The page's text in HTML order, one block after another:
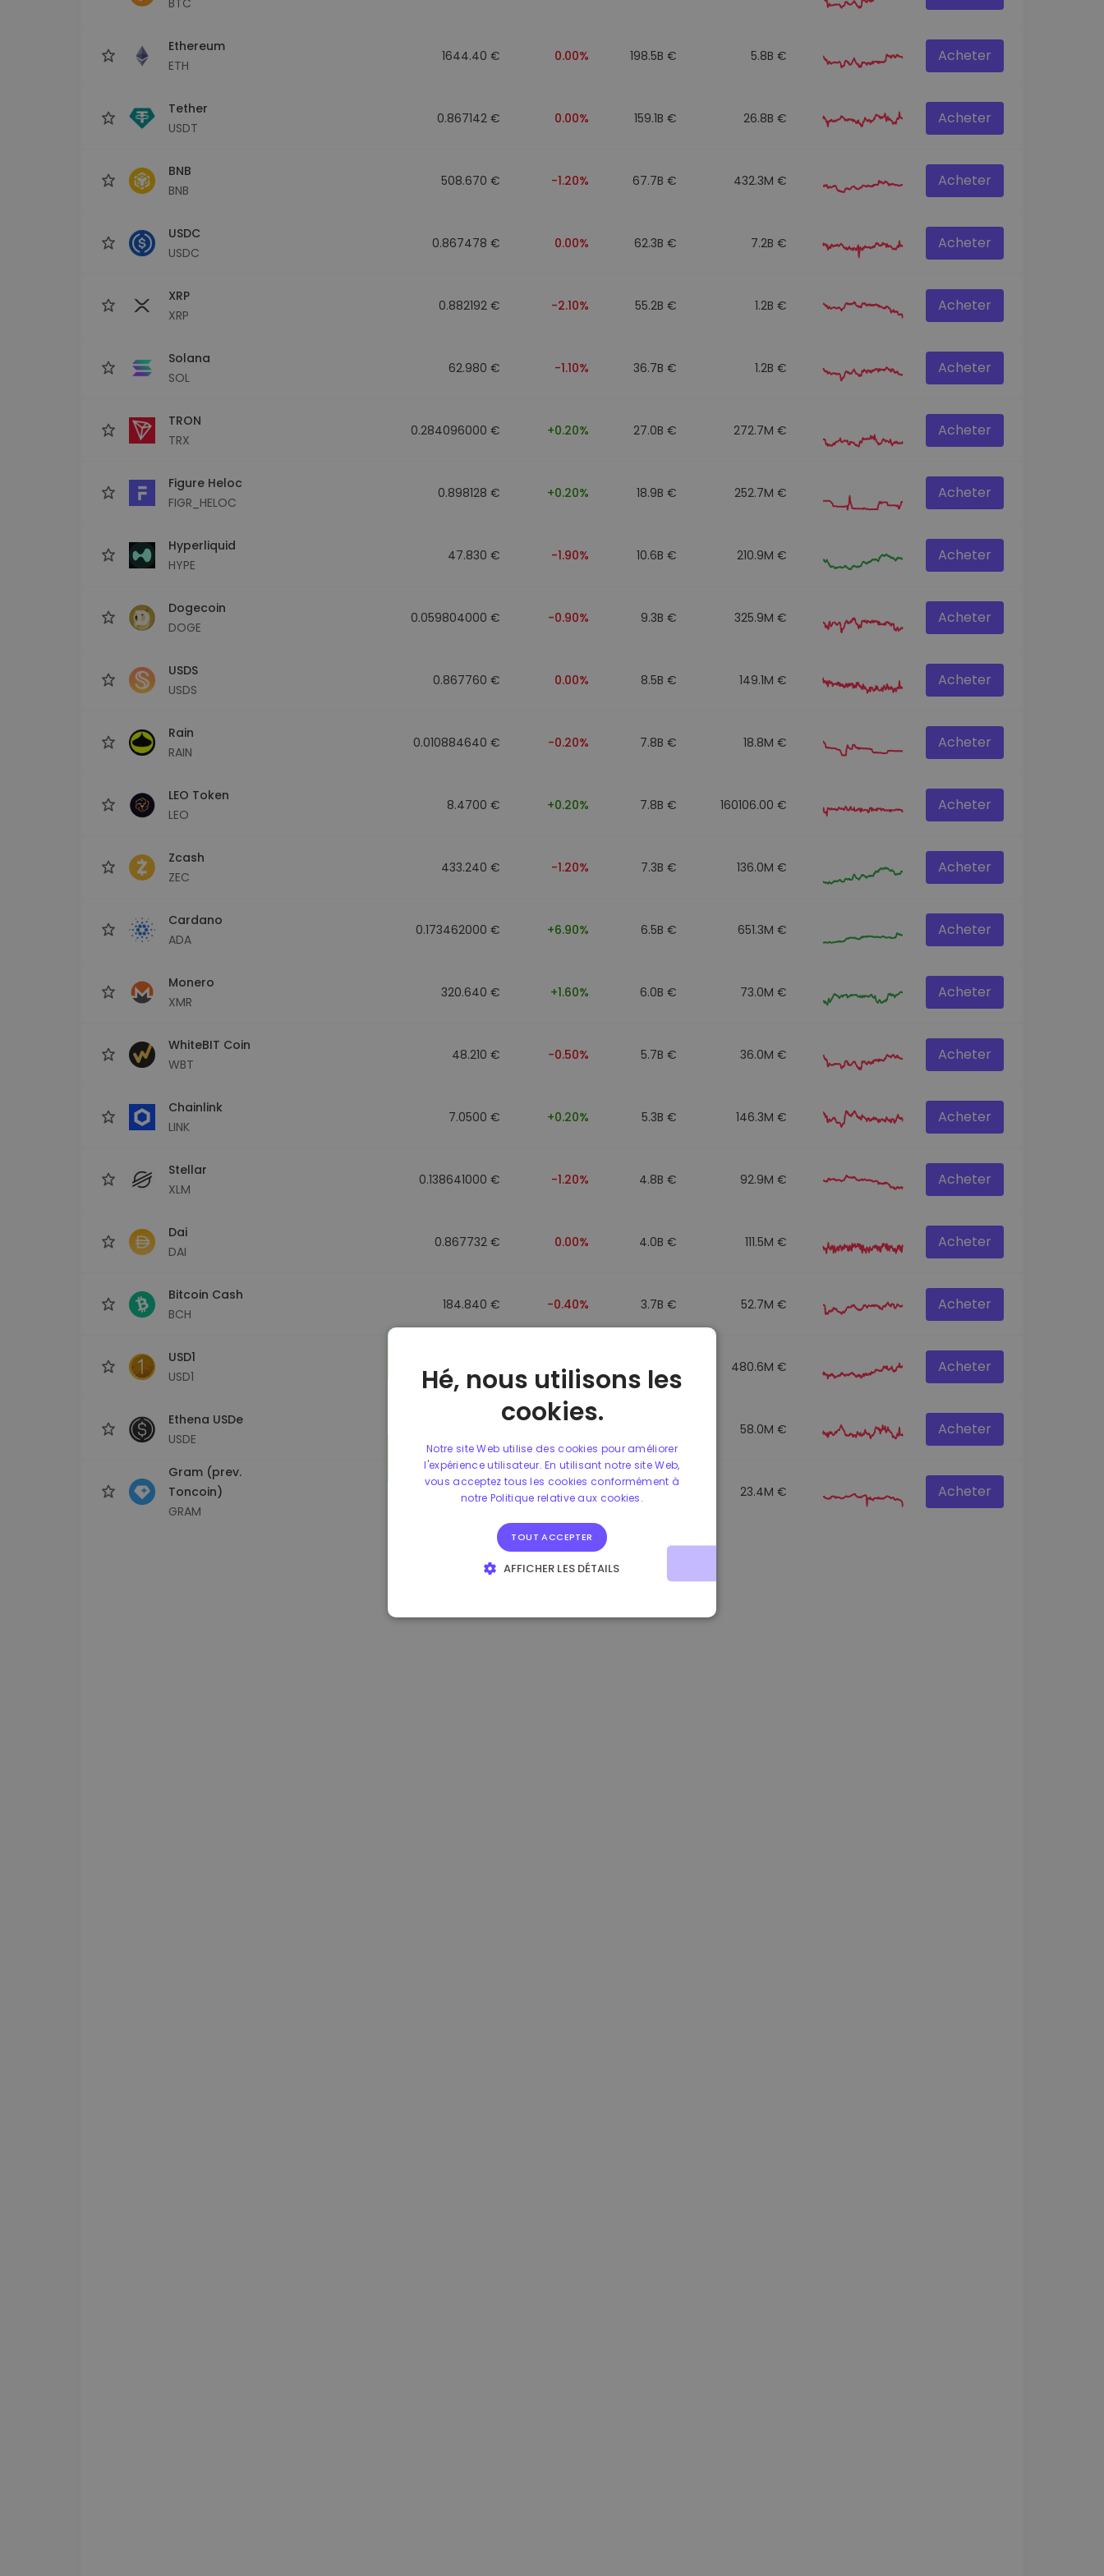
Ethereum
ETH
1644.40 € 0.00% 198.5B € 5.8B € Acheter
Tether
USDT
0.867142 € 0.00% 159.1B € 26.8B € Acheter
BNB
BNB
508.670 € -1.20% 67.7B € 432.3M € Acheter
USDC
USDC
0.867478 € 0.00% 62.3B € 7.2B € Acheter
XRP
XRP
0.882192 € -2.10% 55.2B € 1.2B € Acheter
Solana
SOL
62.980 € -1.10% 36.7B € 1.2B € Acheter
TRON
TRX
0.284096000 € +0.20% 27.0B € 272.7M € Acheter
Figure Heloc
FIGR_HELOC
0.898128 € +0.20% 18.9B € 252.7M € Acheter
Hyperliquid
HYPE
47.830 € -1.90% 10.6B € 210.9M € Acheter
Dogecoin
DOGE
0.059804000 € -0.90% 9.3B € 325.9M € Acheter
USDS
USDS
0.867760 € 0.00% 8.5B € 149.1M € Acheter
Rain
RAIN
0.010884640 € -0.20% 7.8B € 18.8M € Acheter
LEO Token
LEO
8.4700 € +0.20% 7.8B € 160106.00 € Acheter
Zcash
ZEC
433.240 € -1.20% 7.3B € 136.0M € Acheter
Cardano
ADA
0.173462000 € +6.90% 6.5B € 651.3M € Acheter
Monero
XMR
320.640 € +1.60% 6.0B € 73.0M € Acheter
WhiteBIT Coin
WBT
48.210 € -0.50% 5.7B € 36.0M € Acheter
Chainlink
LINK
7.0500 € +0.20% 5.3B € 146.3M € Acheter
Stellar
XLM
0.138641000 € -1.20% 4.8B € 92.9M € Acheter
Dai
DAI
0.867732 € 0.00% 4.0B € 111.5M € Acheter
Bitcoin Cash
BCH
184.840 € -0.40% 3.7B € 52.7M € Acheter
USD1
USD1
0.867499 € 0.00% 3.5B € 480.6M € Acheter
Ethena USDe
USDE
58.0M € Acheter
Gram (prev.
Toncoin)
GRAM
1.160000 € -4.10% 23.4M € Acheter
Hé, nous utilisons les
cookies.
Notre site Web utilise des cookies pour améliorer
l'expérience utilisateur. En utilisant notre site Web,
vous acceptez tous les cookies conformément à
notre Politique relative aux cookies.
TOUT ACCEPTER
AFFICHER LES DÉTAILS